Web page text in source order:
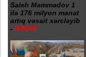
Saleh Məmmədov 1
ilə 176 milyon manat
artıq vəsait xərcləyib
- RƏSMİ